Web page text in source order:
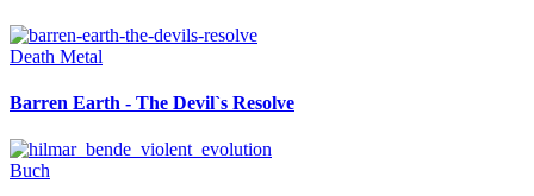
Death Metal
Barren Earth - The Devil`s Resolve
Buch